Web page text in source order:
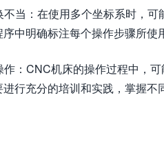
不当：在使用多个坐标系时，
中明确标注每个操作步骤所使
作：CNC机床的操作过程中，
行充分的培训和实践，掌握不